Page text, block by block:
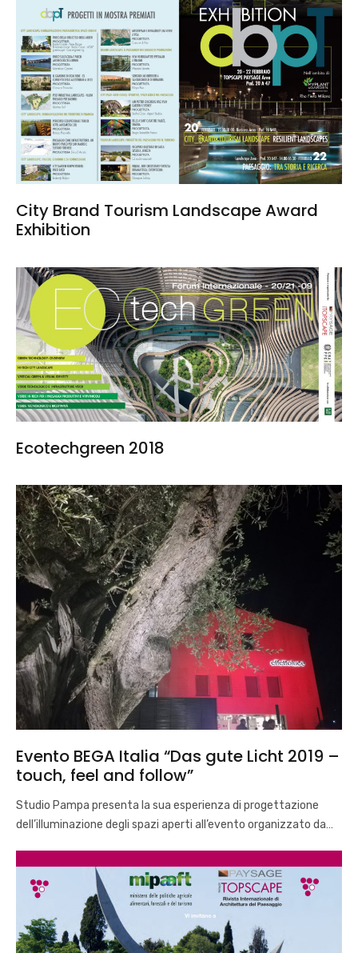
City Brand Tourism Landscape Award
Exhibition
Ecotechgreen 2018
Evento BEGA Italia “Das gute Licht 2019 –
touch, feel and follow”
Studio Pampa presenta la sua esperienza di progettazione
dell’illuminazione degli spazi aperti all’evento organizzato da…